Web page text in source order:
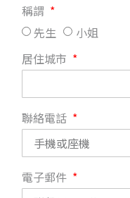
稱謂
先生
小姐
居住城市
聯絡電話
電子郵件